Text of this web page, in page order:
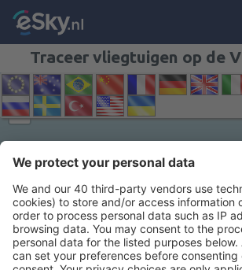
Traceer vliegtuigen op de